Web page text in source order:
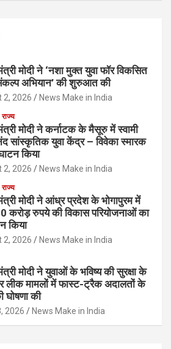
मोदी ने ‘नशा मुक्त युवा फॉर विकसित
अभियान’ की शुरुआत की
2, 2026 News Make in India
राज्य
मोदी ने कर्नाटक के मैसूरु में स्वामी
सांस्कृतिक युवा केंद्र – विवेका स्मारक
किया
2, 2026 News Make in India
राज्य
मोदी ने आंध्र प्रदेश के भोगापुरम में
करोड़ रुपये की विकास परियोजनाओं का
किया
2, 2026 News Make in India
मोदी ने युवाओं के भविष्य की सुरक्षा के
लीक मामलों में फास्ट-ट्रैक अदालतों के
घोषणा की
2026 News Make in India